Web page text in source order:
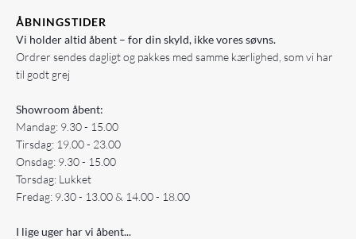
ÅBNINGSTIDER
Vi holder altid åbent – for din skyld, ikke vores søvns.
Ordrer sendes dagligt og pakkes med samme kærlighed, som vi har
til godt grej
Showroom åbent:
Mandag: 9.30 - 15.00
Tirsdag: 19.00 - 23.00
Onsdag: 9.30 - 15.00
Torsdag: Lukket
Fredag: 9.30 - 13.00 & 14.00 - 18.00
I lige uger har vi åbent...